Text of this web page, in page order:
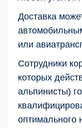
Доставка
или
Сотрудники
которых
альпинисты)
оптимального